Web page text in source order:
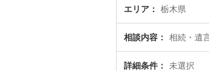
相談無料で遺産分割を法律
エリア 栃木県
相談内容 相続・遺
詳細条件 未選択